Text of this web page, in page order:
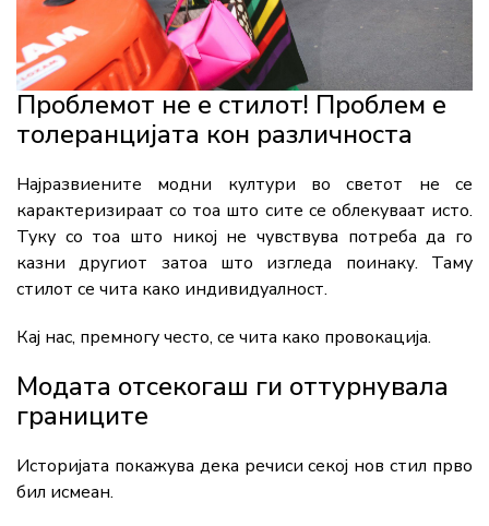
Проблемот не е стилот! Проблем е
толеранцијата кон различноста
Најразвиените модни култури во светот не се
карактеризираат со тоа што сите се облекуваат исто.
Туку со тоа што никој не чувствува потреба да го
казни другиот затоа што изгледа поинаку. Таму
стилот се чита како индивидуалност.
Кај нас, премногу често, се чита како провокација.
Модата отсекогаш ги оттурнувала
границите
Историјата покажува дека речиси секој нов стил прво
бил исмеан.